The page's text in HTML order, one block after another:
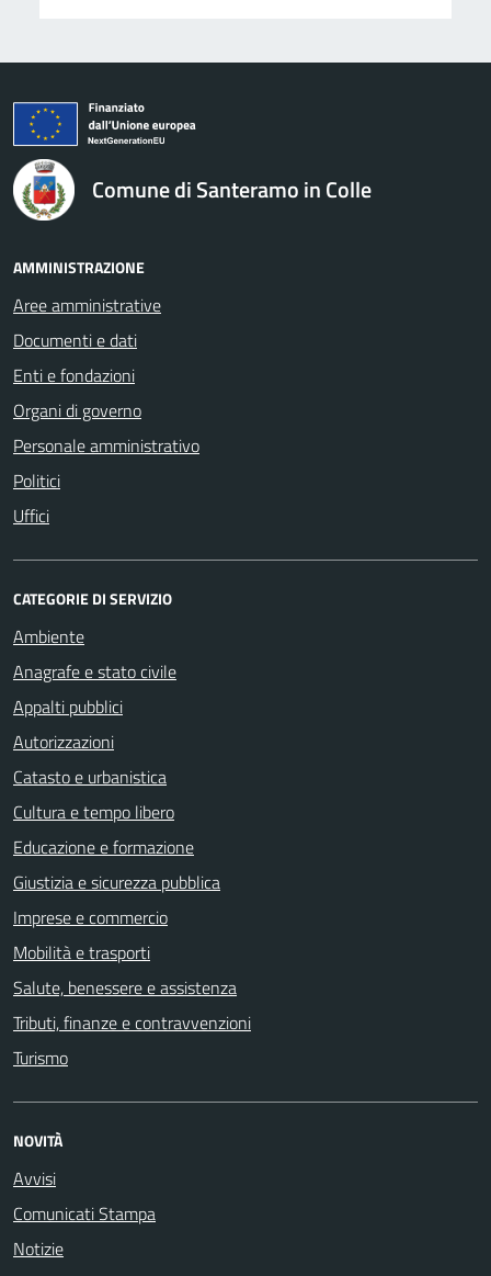
logo Unione Europea
Comune di Santeramo in Colle
AMMINISTRAZIONE
Aree amministrative
Documenti e dati
Enti e fondazioni
Organi di governo
Personale amministrativo
Politici
Uffici
CATEGORIE DI SERVIZIO
Ambiente
Anagrafe e stato civile
Appalti pubblici
Autorizzazioni
Catasto e urbanistica
Cultura e tempo libero
Educazione e formazione
Giustizia e sicurezza pubblica
Imprese e commercio
Mobilità e trasporti
Salute, benessere e assistenza
Tributi, finanze e contravvenzioni
Turismo
NOVITÀ
Avvisi
Comunicati Stampa
Notizie